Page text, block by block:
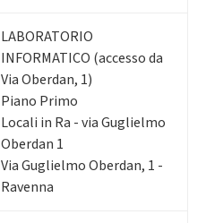
LABORATORIO
INFORMATICO (accesso da
Via Oberdan, 1)
Piano Primo
Locali in Ra - via Guglielmo
Oberdan 1
Via Guglielmo Oberdan, 1 -
Ravenna